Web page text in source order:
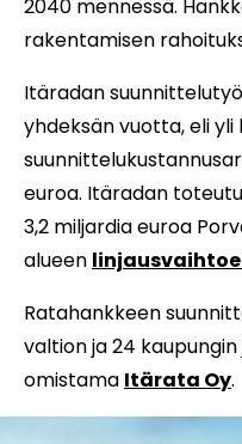
2040 mennessä.
rakentamisen
Itäradan
yhdeksän vuotta, eli yli
euroa. Itäradan
3,2 miljardia euroa
alueen
Ratahankkeen
valtion ja 24
omistama Itärata Oy.